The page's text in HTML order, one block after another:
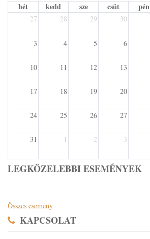
hét kedd sze csüt pén
27 28 29 30
3 4 5 6
10 11 12 13
17 18 19 20
24 25 26 27
31 1 2 3
LEGKÖZELEBBI ESEMÉNYEK
Összes esemény
KAPCSOLAT